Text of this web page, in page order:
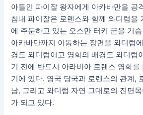
아들인 파이잘 왕자에게 아카바만을 공
침내 파이잘은 로렌스와 함께 와디럼을
에 주둔하고 있는 오스만 터키 군을 기
아카바만까지 이동하는 장면을 와디럼
경도 와디럼이고 영화의 배경도 와디럼
기 전에 반드시 아라비아 로렌스 영화를
기에 있다. 영국 당국과 로렌스의 관계,
남, 그리고 와디럼 자연 그대로의 진면
가 되고 있다.